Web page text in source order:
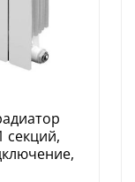
секций,